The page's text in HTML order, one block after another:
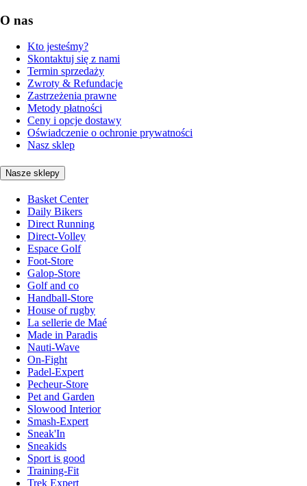
O nas
Kto jesteśmy?
Skontaktuj się z nami
Termin sprzedaży
Zwroty & Refundacje
Zastrzeżenia prawne
Metody płatności
Ceny i opcje dostawy
Oświadczenie o ochronie prywatności
Nasz sklep
Nasze sklepy
Basket Center
Daily Bikers
Direct Running
Direct-Volley
Espace Golf
Foot-Store
Galop-Store
Golf and co
Handball-Store
House of rugby
La sellerie de Maé
Made in Paradis
Nauti-Wave
On-Fight
Padel-Expert
Pecheur-Store
Pet and Garden
Slowood Interior
Smash-Expert
Sneak'In
Sneakids
Sport is good
Training-Fit
Trek Expert